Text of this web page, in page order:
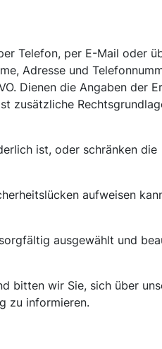
Telefon, per E-Mail oder
Adresse und
Dienen die Angaben der
zusätzliche
ist, oder schränken die
aufweisen
ausgewählt und
bitten wir Sie, sich über
zu informieren.